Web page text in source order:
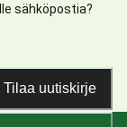
sähköpostia?
Tilaa uutiskirje